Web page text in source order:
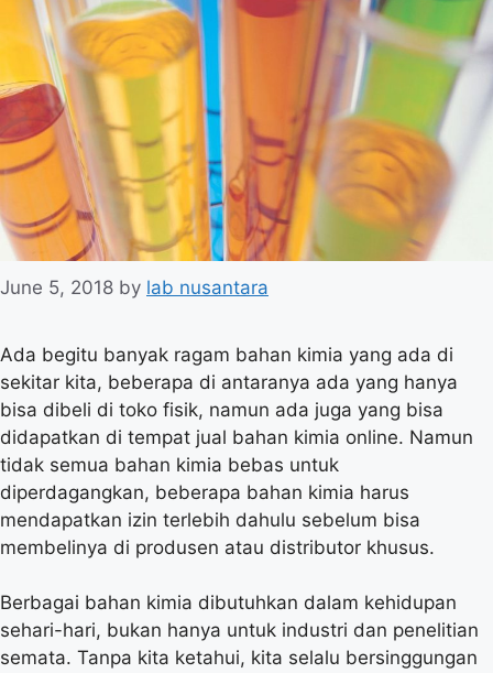
June 5, 2018 by lab nusantara
Ada begitu banyak ragam bahan kimia yang ada di
sekitar kita, beberapa di antaranya ada yang hanya
bisa dibeli di toko fisik, namun ada juga yang bisa
didapatkan di tempat jual bahan kimia online. Namun
tidak semua bahan kimia bebas untuk
diperdagangkan, beberapa bahan kimia harus
mendapatkan izin terlebih dahulu sebelum bisa
membelinya di produsen atau distributor khusus.
Berbagai bahan kimia dibutuhkan dalam kehidupan
sehari-hari, bukan hanya untuk industri dan penelitian
semata. Tanpa kita ketahui, kita selalu bersinggungan